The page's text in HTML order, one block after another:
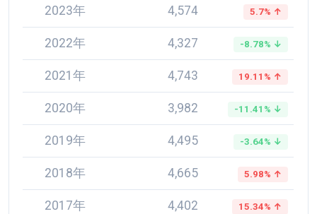
2023年 4,574 5.7% ↑
2022年 4,327 -8.78% ↓
2021年 4,743 19.11% ↑
2020年 3,982 -11.41% ↓
2019年 4,495 -3.64% ↓
2018年 4,665 5.98% ↑
2017年 4,402 15.34% ↑